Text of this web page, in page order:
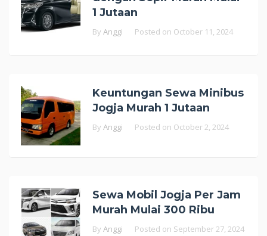
1 Jutaan
By Anggi Posted on October 11, 2024
Keuntungan Sewa Minibus
Jogja Murah 1 Jutaan
By Anggi Posted on October 2, 2024
Sewa Mobil Jogja Per Jam
Murah Mulai 300 Ribu
By Anggi Posted on September 27, 2024